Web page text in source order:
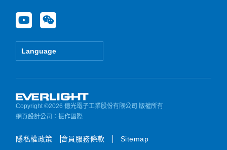
Y
o
u
e
W
e
i
Language
Copyright ©2026 億光電子工業股份有限公司 版權所有
網頁設計公司 ：振作國際
隱私權政策 會員服務條款 Sitemap